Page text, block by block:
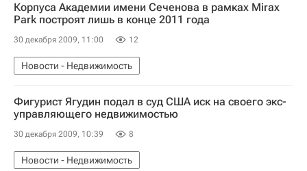
Корпуса Академии имени Сеченова в рамках Mirax
Park построят лишь в конце 2011 года
30 декабря 2009, 11:00 12
Новости - Недвижимость
Фигурист Ягудин подал в суд США иск на своего экс-
управляющего недвижимостью
30 декабря 2009, 10:39 8
Новости - Недвижимость